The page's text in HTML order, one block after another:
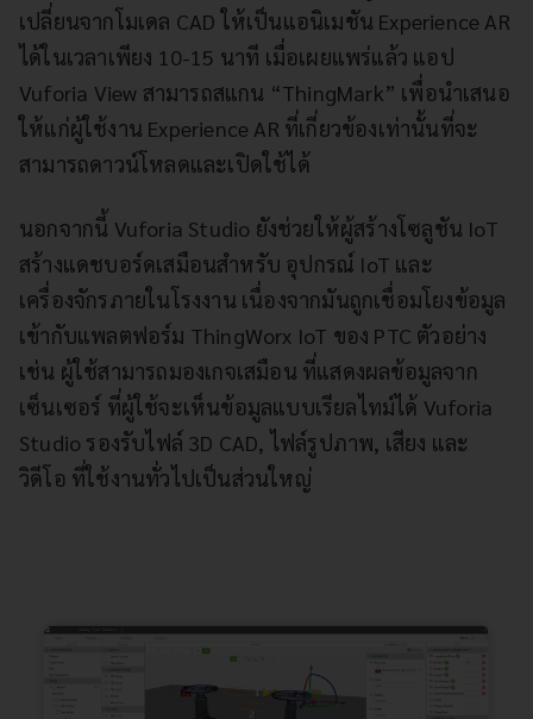
เปลี่ยนจากโมเดล CAD ให้เป็นแอนิเมชัน Experience AR
ได้ในเวลาเพียง 10-15 นาที เมื่อเผยแพร่แล้ว แอป
Vuforia View สามารถสแกน “ThingMark” เพื่อนำเสนอ
ให้แก่ผู้ใช้งาน Experience AR ที่เกี่ยวข้องเท่านั้นที่จะ
สามารถดาวน์โหลดและเปิดใช้ได้
นอกจากนี้ Vuforia Studio ยังช่วยให้ผู้สร้างโซลูชัน IoT
สร้างแดชบอร์ดเสมือนสำหรับ อุปกรณ์ IoT และ
เครื่องจักรภายในโรงงาน เนื่องจากมันถูกเชื่อมโยงข้อมูล
เข้ากับแพลตฟอร์ม ThingWorx IoT ของ PTC ตัวอย่าง
เช่น ผู้ใช้สามารถมองเกจเสมือน ที่แสดงผลข้อมูลจาก
เซ็นเซอร์ ที่ผู้ใช้จะเห็นข้อมูลแบบเรียลไทม์ได้ Vuforia
Studio รองรับไฟล์ 3D CAD, ไฟล์รูปภาพ, เสียง และ
วิดีโอ ที่ใช้งานทั่วไปเป็นส่วนใหญ่